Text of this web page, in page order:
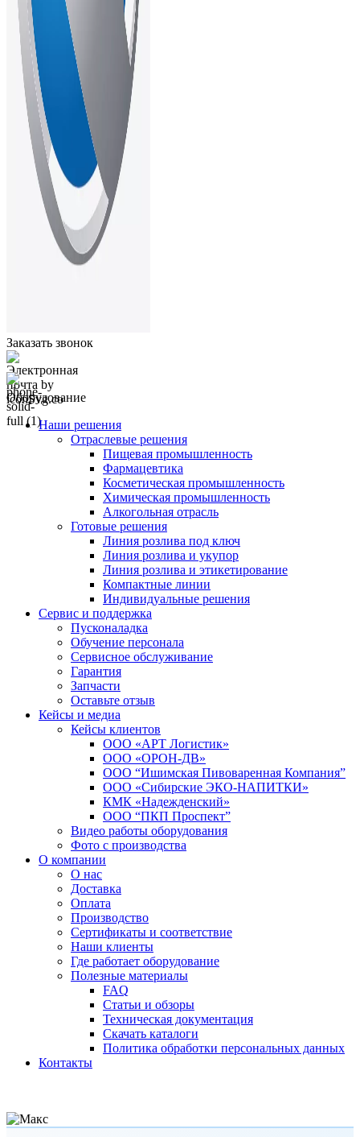
Заказать звонок
Оборудование
Наши решения
Отраслевые решения
Пищевая промышленность
Фармацевтика
Косметическая промышленность
Химическая промышленность
Алкогольная отрасль
Готовые решения
Линия розлива под ключ
Линия розлива и укупор
Линия розлива и этикетирование
Компактные линии
Индивидуальные решения
Сервис и поддержка
Пусконаладка
Обучение персонала
Сервисное обслуживание
Гарантия
Запчасти
Оставьте отзыв
Кейсы и медиа
Кейсы клиентов
ООО «АРТ Логистик»
ООО «ОРОН-ДВ»
ООО “Ишимская Пивоваренная Компания”
ООО «Сибирские ЭКО-НАПИТКИ»
КМК «Надежденский»
ООО “ПКП Проспект”
Видео работы оборудования
Фото с производства
О компании
О нас
Доставка
Оплата
Производство
Сертификаты и соответствие
Наши клиенты
Где работает оборудование
Полезные материалы
FAQ
Статьи и обзоры
Техническая документация
Скачать каталоги
Политика обработки персональных данных
Контакты